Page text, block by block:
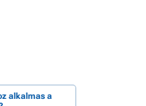
alkalmas a